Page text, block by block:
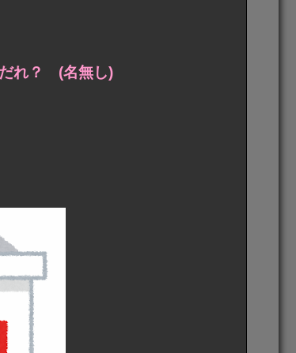
だれ？ (名無し)